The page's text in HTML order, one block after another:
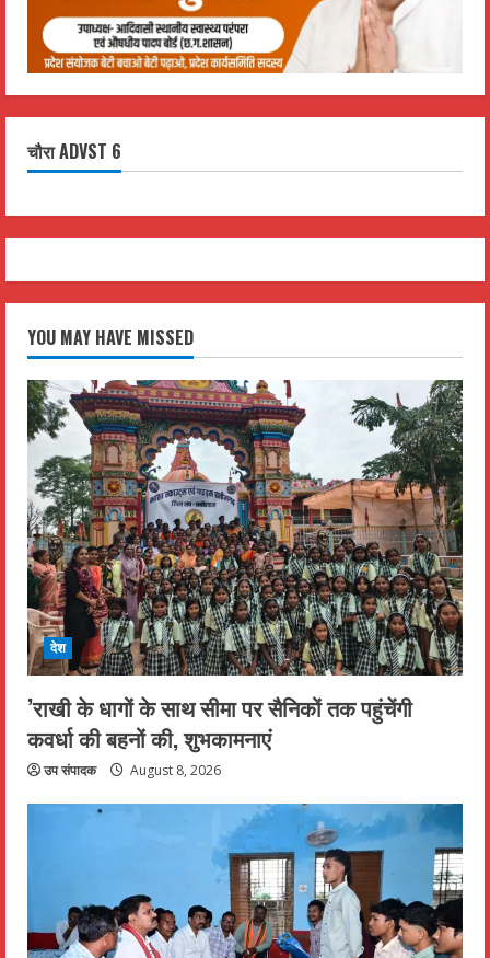
चौरा ADVST 6
YOU MAY HAVE MISSED
देश
’राखी के धागों के साथ सीमा पर सैनिकों तक पहुंचेंगी
कवर्धा की बहनों की, शुभकामनाएं
उप संपादक August 8, 2026